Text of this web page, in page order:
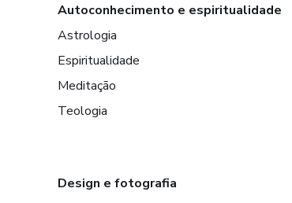
Autoconhecimento e espiritualidade
Astrologia
Espiritualidade
Meditação
Teologia
Design e fotografia